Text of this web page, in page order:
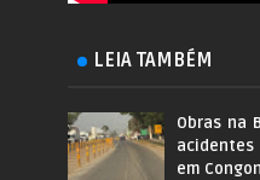
LEIA TAMBÉM
Obras na
acidentes
em